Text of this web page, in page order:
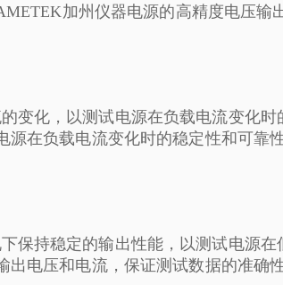
加州仪器电源的高精度电压输
变化，以测试电源在负载电流变化
在负载电流变化时的稳定性和可靠性
保持稳定的输出性能，以测试电源
电压和电流，保证测试数据的准确性